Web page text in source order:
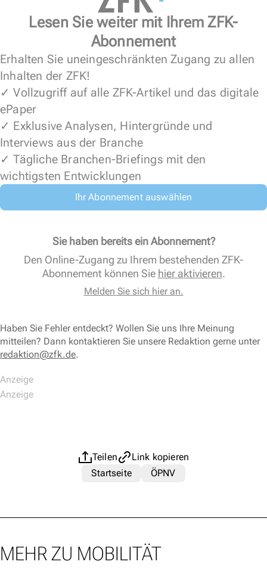
Lesen Sie weiter mit Ihrem ZFK-
Abonnement
Erhalten Sie uneingeschränkten Zugang zu allen
Inhalten der ZFK!
✓ Vollzugriff auf alle ZFK-Artikel und das digitale
ePaper
✓ Exklusive Analysen, Hintergründe und
Interviews aus der Branche
✓ Tägliche Branchen-Briefings mit den
wichtigsten Entwicklungen
Ihr Abonnement auswählen
Sie haben bereits ein Abonnement?
Den Online-Zugang zu Ihrem bestehenden ZFK-
Abonnement können Sie hier aktivieren.
Melden Sie sich hier an.
Haben Sie Fehler entdeckt? Wollen Sie uns Ihre Meinung
mitteilen? Dann kontaktieren Sie unsere Redaktion gerne unter
redaktion@zfk.de.
Teilen
Link kopieren
Startseite
ÖPNV
MEHR ZU MOBILITÄT